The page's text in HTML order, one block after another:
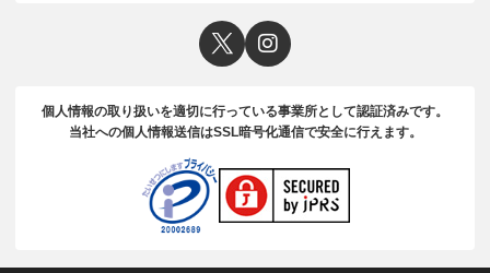
個人情報の取り扱いを適切に行っている事業所として認証済みです。
当社への個人情報送信はSSL暗号化通信で安全に行えます。